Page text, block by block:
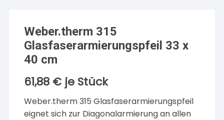
Weber.therm 315
Glasfaserarmierungspfeil 33 x
40 cm
61,88 € je Stück
Weber.therm 315 Glasfaserarmierungspfeil
eignet sich zur Diagonalarmierung an allen